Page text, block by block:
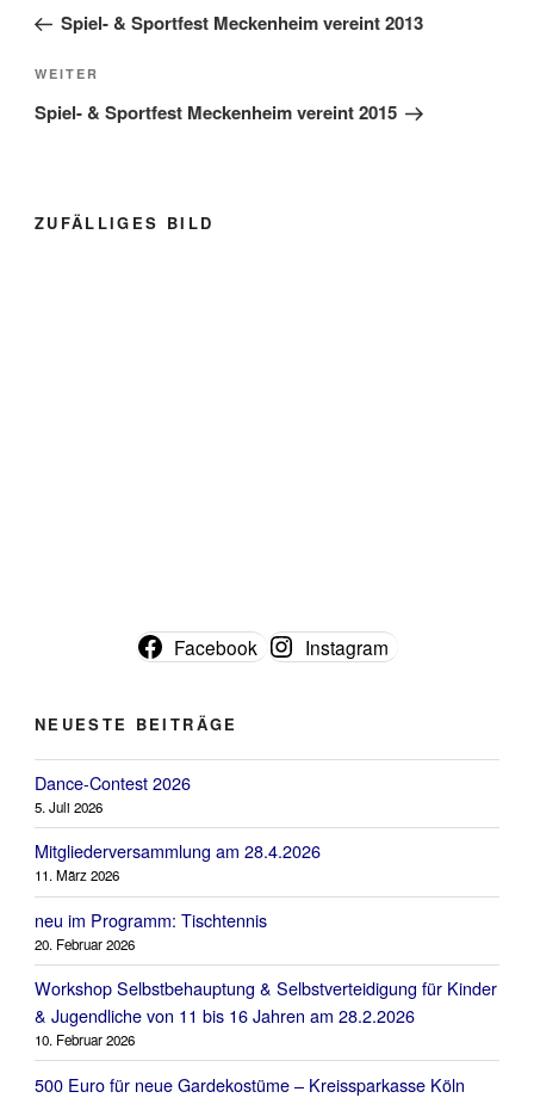
BeitragSpiel- & Sportfest Meckenheim vereint 2013
Nächster
Beitrag
WEITER
Spiel- & Sportfest Meckenheim vereint 2015
ZUFÄLLIGES BILD
Facebook Instagram
NEUESTE BEITRÄGE
Dance-Contest 2026
5. Juli 2026
Mitgliederversammlung am 28.4.2026
11. März 2026
neu im Programm: Tischtennis
20. Februar 2026
Workshop Selbstbehauptung & Selbstverteidigung für Kinder
& Jugendliche von 11 bis 16 Jahren am 28.2.2026
10. Februar 2026
500 Euro für neue Gardekostüme – Kreissparkasse Köln